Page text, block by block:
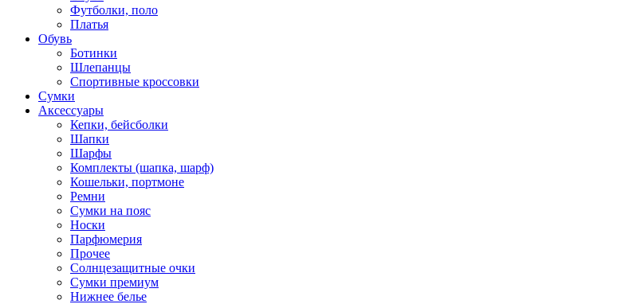
Футболки, поло
Платья
Обувь
Ботинки
Шлепанцы
Спортивные кроссовки
Сумки
Аксессуары
Кепки, бейсболки
Шапки
Шарфы
Комплекты (шапка, шарф)
Кошельки, портмоне
Ремни
Сумки на пояс
Носки
Парфюмерия
Прочее
Солнцезащитные очки
Сумки премиум
Нижнее белье